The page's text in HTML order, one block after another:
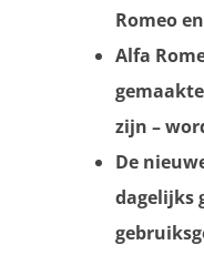
Romeo
Alfa
zijn –
De
dagelijks